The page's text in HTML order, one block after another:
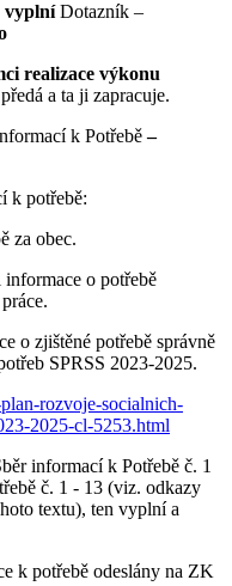
vyplníDotazník –
realizace výkonu
a ta ji zapracuje.
k Potřebě–
k potřebě:
za obec.
o potřebě
o zjištěné potřebě správně
SPRSS 2023-2025.
rozvoje-socialnich-
2025-cl-5253.html
informací k Potřebě č. 1
č. 1 - 13 (viz. odkazy
textu), ten vyplní a
k potřebě odeslány na ZK